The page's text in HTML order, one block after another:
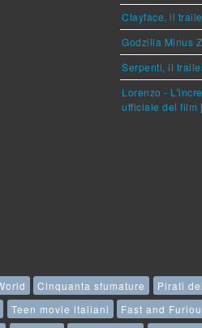
Clayface, il
Godzilla Minus
Serpenti, il
Lorenzo -
ufficiale del film
Cinquanta sfumature Pirati
Teen movie italiani
Fast and